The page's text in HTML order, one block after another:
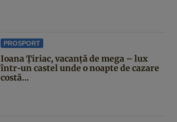
PROSPORT
Ioana Țiriac, vacanță de mega – lux
într-un castel unde o noapte de cazare
costă...